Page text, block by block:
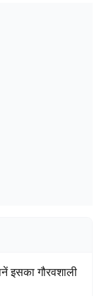
इसका गौरवशाली